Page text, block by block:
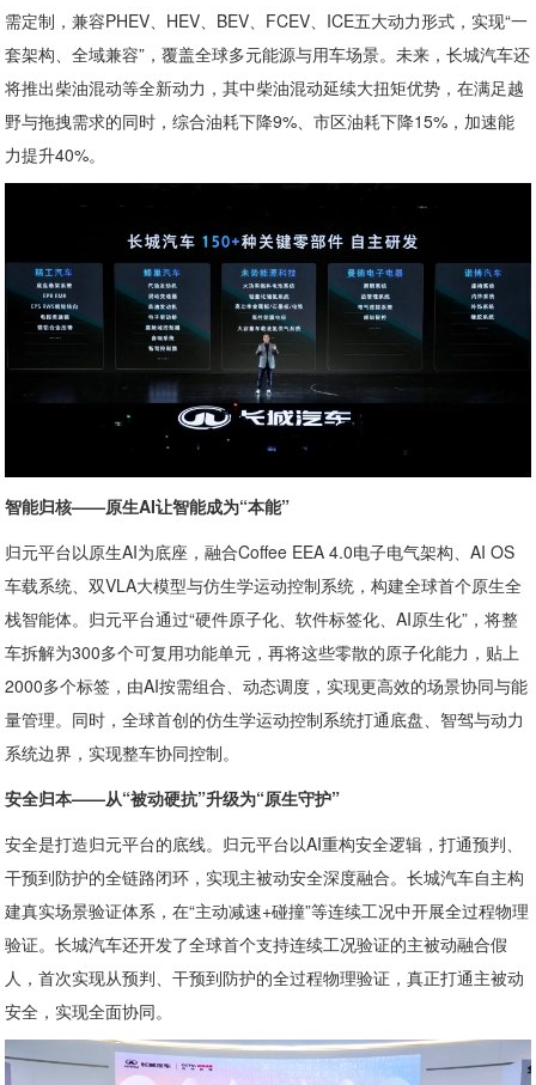
需定制，兼容PHEV、HEV、BEV、FCEV、ICE五大动力形式，实现“一
套架构、全域兼容”，覆盖全球多元能源与用车场景。未来，长城汽车还
将推出柴油混动等全新动力，其中柴油混动延续大扭矩优势，在满足越
野与拖拽需求的同时，综合油耗下降9%、市区油耗下降15%，加速能
力提升40%。
智能归核——原生AI让智能成为“本能”
归元平台以原生AI为底座，融合Coffee EEA 4.0电子电气架构、AI OS
车载系统、双VLA大模型与仿生学运动控制系统，构建全球首个原生全
栈智能体。归元平台通过“硬件原子化、软件标签化、AI原生化”，将整
车拆解为300多个可复用功能单元，再将这些零散的原子化能力，贴上
2000多个标签，由AI按需组合、动态调度，实现更高效的场景协同与能
量管理。同时，全球首创的仿生学运动控制系统打通底盘、智驾与动力
系统边界，实现整车协同控制。
安全归本——从“被动硬抗”升级为“原生守护”
安全是打造归元平台的底线。归元平台以AI重构安全逻辑，打通预判、
干预到防护的全链路闭环，实现主被动安全深度融合。长城汽车自主构
建真实场景验证体系，在“主动减速+碰撞”等连续工况中开展全过程物理
验证。长城汽车还开发了全球首个支持连续工况验证的主被动融合假
人，首次实现从预判、干预到防护的全过程物理验证，真正打通主被动
安全，实现全面协同。